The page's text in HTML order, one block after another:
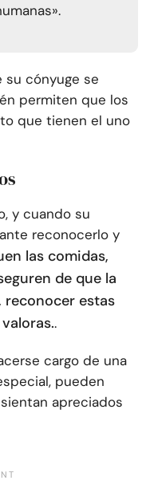
su cónyuge se
permiten que los
que tienen el uno
y cuando su
reconocerlo y
las comidas,
de que la
reconocer estas
.
cargo de una
pueden
apreciados